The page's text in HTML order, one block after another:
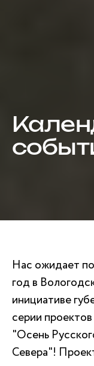
Нас ожидает
год в
инициативе
серии
"Осень
Севера"!